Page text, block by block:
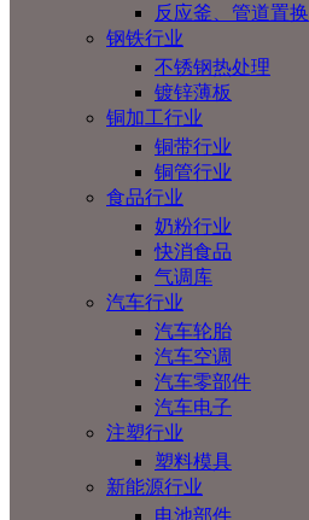
反应釜、管道置换
钢铁行业
不锈钢热处理
镀锌薄板
铜加工行业
铜带行业
铜管行业
食品行业
奶粉行业
快消食品
气调库
汽车行业
汽车轮胎
汽车空调
汽车零部件
汽车电子
注塑行业
塑料模具
新能源行业